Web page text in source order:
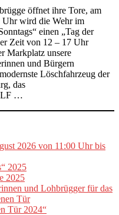
öffnet ihre Tore, am
Uhr wird die Wehr im
einen „Tag der
Zeit von 12 – 17 Uhr
Markplatz unsere
und Bürgern
Löschfahrzeug der
das
…
2026 von 11:00 Uhr bis
2025
2025
und Lohbrügger für das
Tür
Tür 2024“